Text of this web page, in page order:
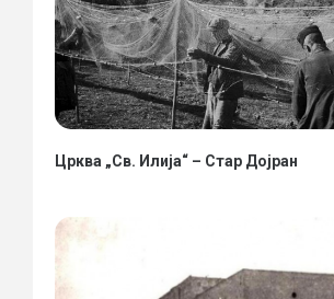
Црква „Св. Илија“ – Стар Дојран